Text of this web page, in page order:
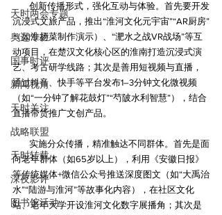
天时两会专题
奥运专栏
国事时评
新闻视角
天时关注
战略联盟
天时转载
深夜影评
图书馆活动
创新传播形式，强化互动与体验。首先要开发
沉浸式文旅产品‌，推出“淮河文化元宇宙”“AR厨房”
（如淮扬菜制作演示）、“淝水之战VR战场”等互
动项目，在楚汉文化核心区的淮南打造沉浸式演
艺、考古研学线路；其次是善用短视频与直播‌，
通过抖音、快手等平台发布1–3分钟文化微视频
（如“一分钟了解花鼓灯”“芍陂水利智慧”），结合
实施分众传播，精准触达不同群体‌。首先是面
向老年群体（如65岁以上）‌，利用《安徽日报》
等传统媒体+微信公众号推送深度图文（如“大禹治
水”“陆游与淮河”等故事化内容），在社区文化
站、老年大学开设淮河文化数字展播角；其次是